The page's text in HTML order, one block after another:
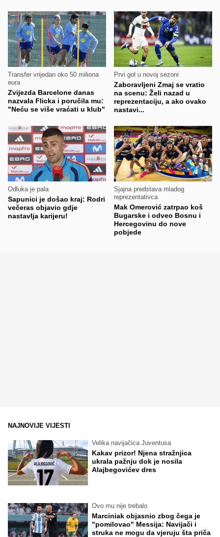
Transfer vrijedan oko 50 miliona
eura
Zvijezda Barcelone danas
nazvala Flicka i poručila mu:
"Neću se više vraćati u klub"
Prvi gol u novoj sezoni
Zaboravljeni Zmaj se vratio
na scenu: Želi nazad u
reprezentaciju, a ako ovako
nastavi...
Odluka je pala
Sapunici je došao kraj: Rodri
večeras objavio gdje
nastavlja karijeru!
Sjajna predstava mladog
reprezentativca
Mak Omerović zatrpao koš
Bugarske i odveo Bosnu i
Hercegovinu do nove
pobjede
NAJNOVIJE VIJESTI
Velika navijačica Juventusa
Kakav prizor! Njena stražnjica
ukrala pažnju dok je nosila
Alajbegovićev dres
Ovo mu nije trebalo
Marciniak objasnio zbog čega je
"pomilovao" Messija: Navijači i
struka ne mogu da vjeruju šta priča